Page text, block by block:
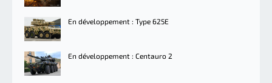
En développement : Type 625E
En développement : Centauro 2